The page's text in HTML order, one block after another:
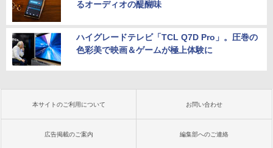
るオーディオの醍醐味
ハイグレードテレビ「TCL Q7D Pro」。圧巻の
色彩美で映画＆ゲームが極上体験に
本サイトのご利用について お問い合わせ
広告掲載のご案内 編集部へのご連絡